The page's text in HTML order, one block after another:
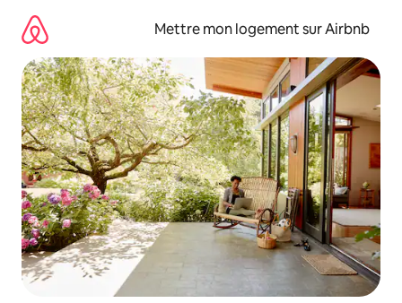
directement
contenu
Mettre mon logement sur Airbnb